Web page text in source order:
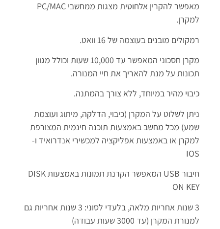
מאפשר להקרין אלחוטית מצגות ממחשבי PC/MAC
למקרן.
רמקולים מובנים בעוצמה של 16 וואט.
מקרן חסכוני המאפשר עד 10,000 שעות וכולל מגוון
תכונות על מנת להאריך את חיי המנורה.
כיבוי מהיר במיוחד, ללא צורך בהמתנה.
ניתן לשלוט על המקרן (כיבוי, הדלקה, מיתוג ועוצמת
שמע) מכל מחשב באמצעות תוכנה חינמית המצורפת
למקרן או באמצעות אפליקציה למכשירי אנדרואיד ו-
IOS
חיבור USB המאפשר הקרנת תמונות באמצעות DISK
ON KEY
3 שנות אחריות מלאה, בלעדי לסוני: 3 שנות אחריות גם
למנורת המקרן (עד 3000 שעות עבודה)